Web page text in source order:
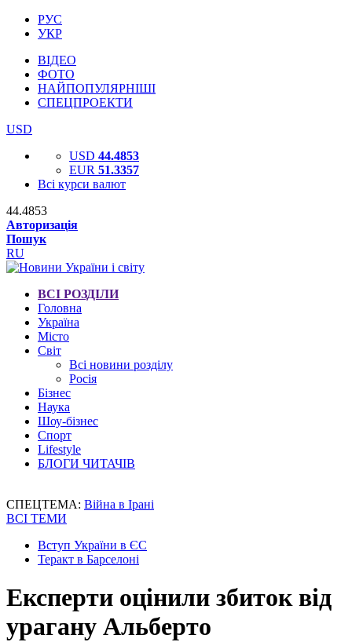
РУС
УКР
ВІДЕО
ФОТО
НАЙПОПУЛЯРНІШІ
СПЕЦПРОЕКТИ
USD
USD 44.4853
EUR 51.3357
Всі курси валют
44.4853
Авторизація
Пошук
RU
ВСІ РОЗДІЛИ
Головна
Україна
Місто
Світ
Всі новини розділу
Росія
Бізнес
Наука
Шоу-бізнес
Спорт
Lifestyle
БЛОГИ ЧИТАЧІВ
СПЕЦТЕМА: Війна в Ірані
ВСІ ТЕМИ
Вступ України в ЄС
Теракт в Барселоні
Експерти оцінили збиток від
урагану Альберто